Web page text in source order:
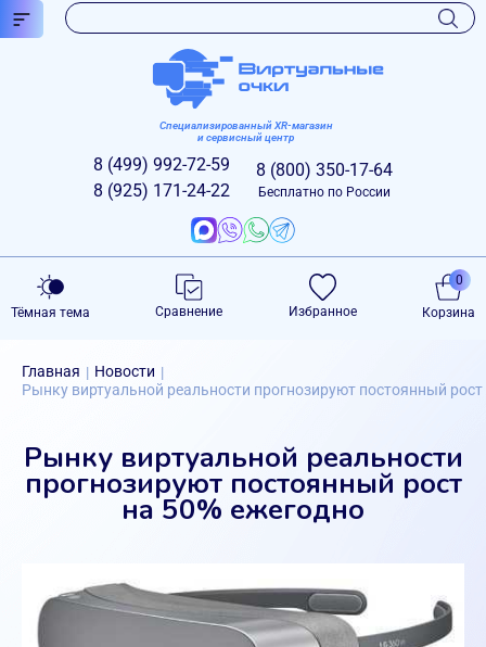
Специализированный XR-магазин
и сервисный центр
8 (499) 992-72-59
8 (925) 171-24-22
8 (800) 350-17-64
Бесплатно по России
Тёмная тема Сравнение Избранное Корзина
0
Главная | Новости |
Рынку виртуальной реальности прогнозируют постоянный рост
Рынку виртуальной реальности
прогнозируют постоянный рост
на 50% ежегодно